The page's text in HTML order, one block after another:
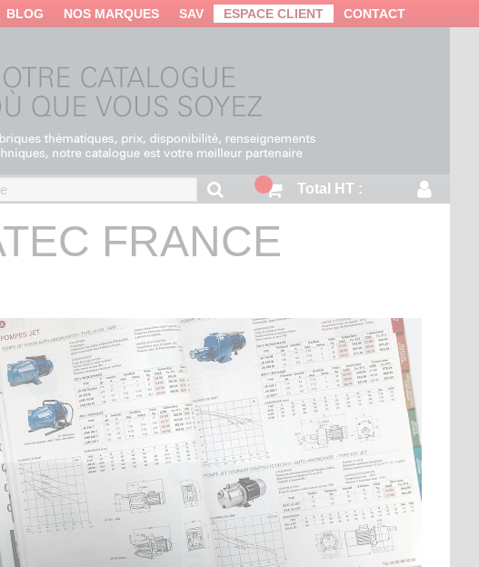
BLOG NOS MARQUES SAV ESPACE CLIENT CONTACT
Total HT :
FRANCE